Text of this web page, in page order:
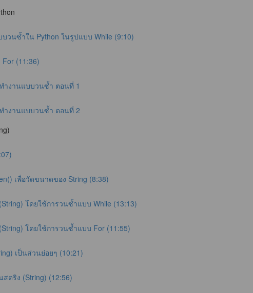
วนซ้ำใน Python ในรูปแบบ While (9:10)
(11:36)
ำงานแบบวนซ้ำ ตอนที่ 1
ำงานแบบวนซ้ำ ตอนที่ 2
เพื่อวัดขนาดของ String (8:38)
โดยใช้การวนซ้ำแบบ While (13:13)
โดยใช้การวนซ้ำแบบ For (11:55)
เป็นส่วนย่อยๆ (10:21)
ตริง (String) (12:56)